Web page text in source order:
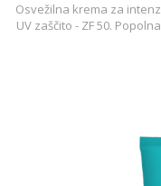
Osvežilna krema za
UV zaščito - ZF 50.